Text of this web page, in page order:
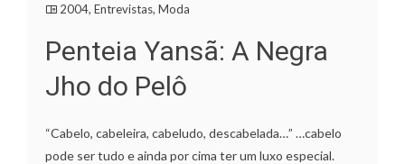
2004, Entrevistas, Moda
Penteia Yansã: A Negra
Jho do Pelô
“Cabelo, cabeleira, cabeludo, descabelada…” …cabelo
pode ser tudo e ainda por cima ter um luxo especial.